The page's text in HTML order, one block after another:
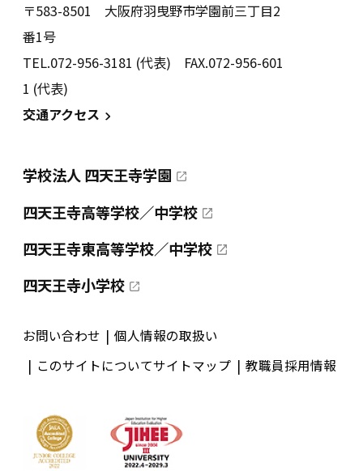
〒583-8501 大阪府羽曳野市学園前三丁目2
番1号
TEL.072-956-3181 (代表) FAX.072-956-601
1 (代表)
交通アクセス
学校法人 四天王寺学園
四天王寺高等学校／中学校
四天王寺東高等学校／中学校
四天王寺小学校
お問い合わせ
個人情報の取扱い
このサイトについてサイトマップ 教職員採用情報